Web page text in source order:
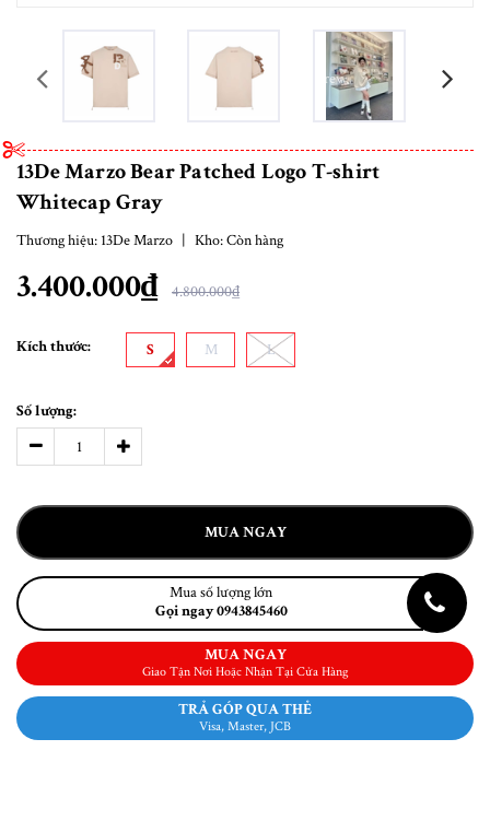
prev
13De Marzo Bear Patched Logo T-shirt
Whitecap Gray
Thương hiệu: 13De Marzo | Kho:Còn hàng
3.400.000₫ 4.800.000₫
Kích thước: S M L
Số lượng:
MUA NGAY
Mua số lượng lớn
Gọi ngay 0943845460
MUA NGAY
Giao Tận Nơi Hoặc Nhận Tại Cửa Hàng
TRẢ GÓP QUA THẺ
Visa, Master, JCB